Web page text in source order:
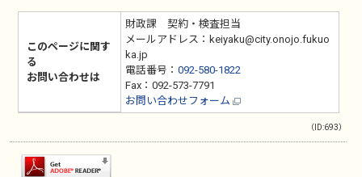
このページに関す
る
お問い合わせは
財政課 契約・検査担当
メールアドレス：keiyaku@city.onojo.fukuo
ka.jp
電話番号： 092-580-1822
Fax：092-573-7791
お問い合わせフォーム
（ID:693）